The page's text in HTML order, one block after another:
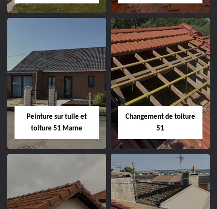
Peintre et peinture
de façade 51
Hydrofuge toiture
51
Peinture sur tuile et
toiture 51 Marne
Peinture sur tuile
Changement de toiture
51
Changement de